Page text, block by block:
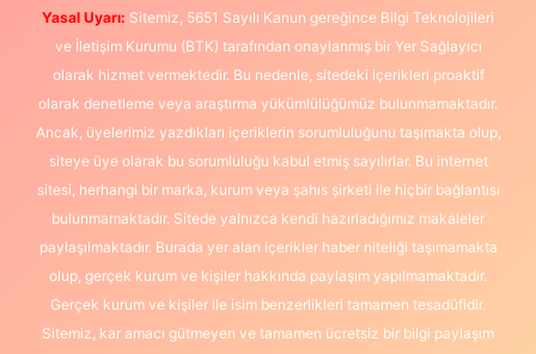
Yasal Uyarı: Sitemiz, 5651 Sayılı Kanun gereğince Bilgi Teknolojileri
ve İletişim Kurumu (BTK) tarafından onaylanmış bir Yer Sağlayıcı
olarak hizmet vermektedir. Bu nedenle, sitedeki içerikleri proaktif
olarak denetleme veya araştırma yükümlülüğümüz bulunmamaktadır.
Ancak, üyelerimiz yazdıkları içeriklerin sorumluluğunu taşımakta olup,
siteye üye olarak bu sorumluluğu kabul etmiş sayılırlar. Bu internet
sitesi, herhangi bir marka, kurum veya şahıs şirketi ile hiçbir bağlantısı
bulunmamaktadır. Sitede yalnızca kendi hazırladığımız makaleler
paylaşılmaktadır. Burada yer alan içerikler haber niteliği taşımamakta
olup, gerçek kurum ve kişiler hakkında paylaşım yapılmamaktadır.
Gerçek kurum ve kişiler ile isim benzerlikleri tamamen tesadüfidir.
Sitemiz, kar amacı gütmeyen ve tamamen ücretsiz bir bilgi paylaşım